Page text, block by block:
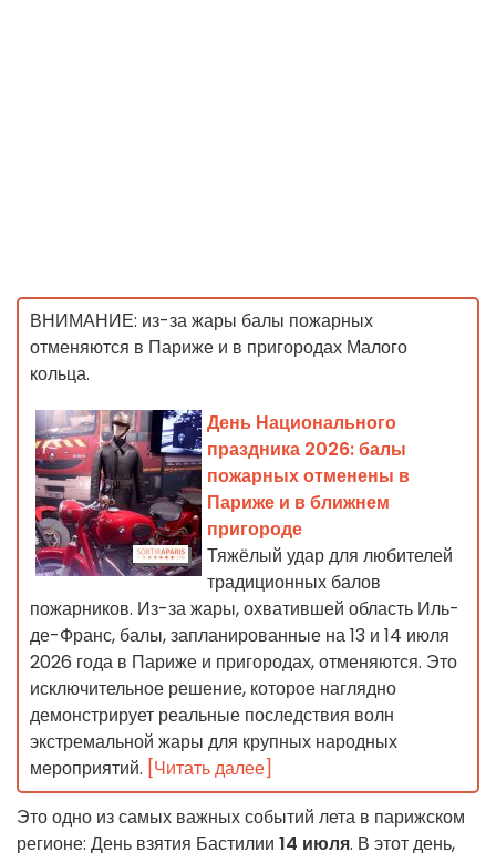
ВНИМАНИЕ: из-за жары балы пожарных
отменяются в Париже и в пригородах Малого
кольца.
День Национального
праздника 2026: балы
пожарных отменены в
Париже и в ближнем
пригороде
Тяжёлый удар для любителей
традиционных балов
пожарников. Из-за жары, охватившей область Иль-
де-Франс, балы, запланированные на 13 и 14 июля
2026 года в Париже и пригородах, отменяются. Это
исключительное решение, которое наглядно
демонстрирует реальные последствия волн
экстремальной жары для крупных народных
мероприятий. [Читать далее]
Это одно из самых важных событий лета в парижском
регионе: День взятия Бастилии 14 июля. В этот день,